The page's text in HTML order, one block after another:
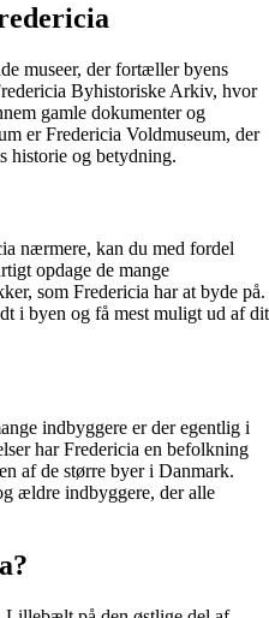
museer, der fortæller byens
Byhistoriske Arkiv, hvor
gamle dokumenter og
er Fredericia Voldmuseum, der
historie og betydning.
nærmere, kan du med fordel
opdage de mange
som Fredericia har at byde på.
i byen og få mest muligt ud af dit
indbyggere er der egentlig i
har Fredericia en befolkning
af de større byer i Danmark.
ældre indbyggere, der alle